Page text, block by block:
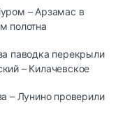
– Арзамас в
полотна
паводка перекрыли
– Килачевское
– Лунино проверили